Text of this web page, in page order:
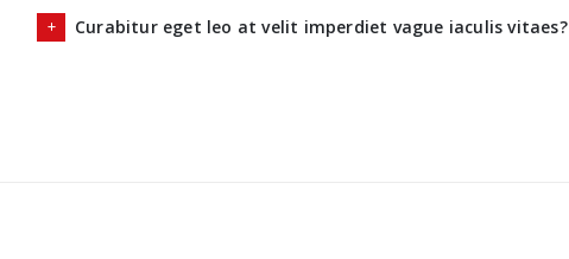
Curabitur eget leo at velit imperdiet vague iaculis vitaes?